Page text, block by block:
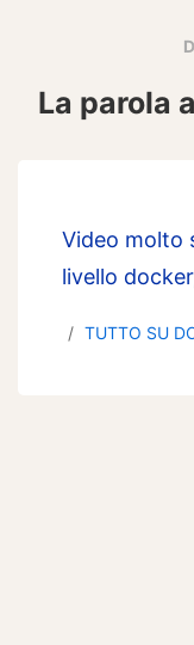
La parola
Video molto
livello
TUTTO SU